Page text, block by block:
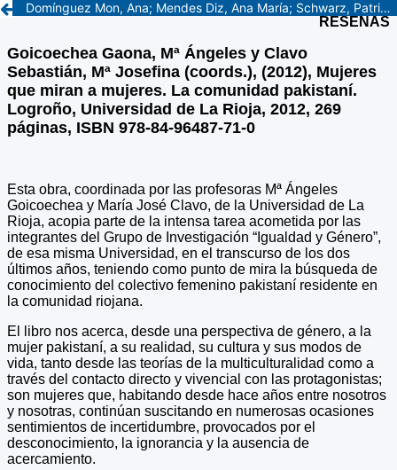
Domínguez Mon, Ana; Mendes Diz, Ana María; Schwarz, Patricia y Camejo, Magdalena (Comp.) (2012), Usos del tiempo, temporalidades y géneros en contextos. Buenos Aires, Editorial Antropofagia, 2012, 206 p.